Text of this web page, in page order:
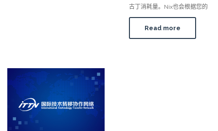
古丁消耗量。Nix也会根据您的
Read more